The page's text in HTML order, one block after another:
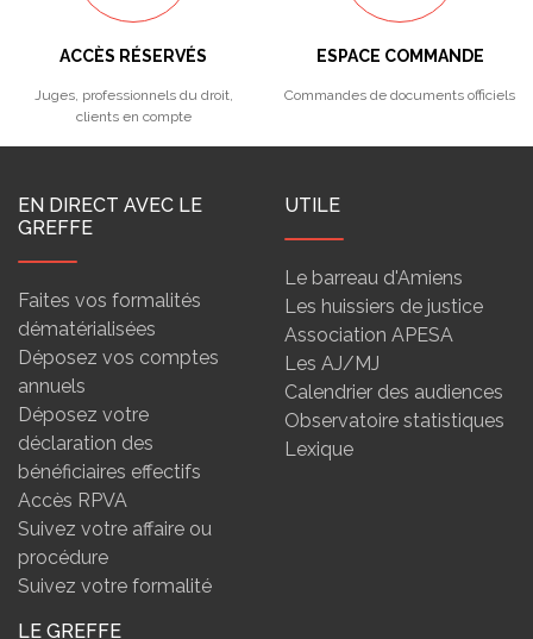
ACCÈS RÉSERVÉS
Juges, professionnels du droit,
clients en compte
ESPACE COMMANDE
Commandes de documents officiels
EN DIRECT AVEC LE
GREFFE
Faites vos formalités
dématérialisées
Déposez vos comptes
annuels
Déposez votre
déclaration des
bénéficiaires effectifs
Accès RPVA
Suivez votre affaire ou
procédure
Suivez votre formalité
UTILE
Le barreau d'Amiens
Les huissiers de justice
Association APESA
Les AJ/MJ
Calendrier des audiences
Observatoire statistiques
Lexique
LE GREFFE